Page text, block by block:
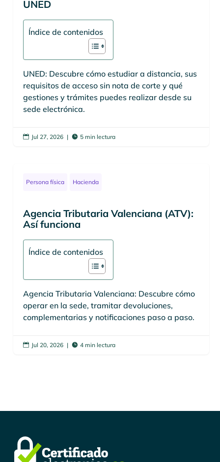
UNED
Índice de contenidos
UNED: Descubre cómo estudiar a distancia, sus
requisitos de acceso sin nota de corte y qué
gestiones y trámites puedes realizar desde su
sede electrónica.
 Jul 27, 2026 |  5 min lectura
Persona física Hacienda
Agencia Tributaria Valenciana (ATV):
Así funciona
Índice de contenidos
Agencia Tributaria Valenciana: Descubre cómo
operar en la sede, tramitar devoluciones,
complementarias y notificaciones paso a paso.
 Jul 20, 2026 |  4 min lectura